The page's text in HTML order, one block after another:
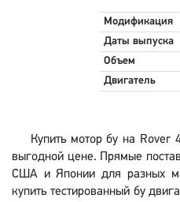
Модификация
Даты выпуска
Объем
Двигатель
Купить мотор бу на Rover
выгодной цене. Прямые
США и Японии для разных
купить тестированный бу